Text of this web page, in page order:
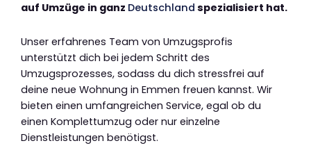
auf Umzüge in ganz Deutschland spezialisiert hat.
Unser erfahrenes Team von Umzugsprofis
unterstützt dich bei jedem Schritt des
Umzugsprozesses, sodass du dich stressfrei auf
deine neue Wohnung in Emmen freuen kannst. Wir
bieten einen umfangreichen Service, egal ob du
einen Komplettumzug oder nur einzelne
Dienstleistungen benötigst.